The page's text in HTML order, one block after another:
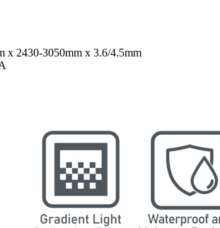
x 2430-3050mm x 3.6/4.5mm